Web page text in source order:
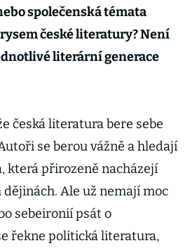
společenská témata
české literatury? Není
literární generace
česká literatura bere sebe
se berou vážně a hledají
která přirozeně nacházejí
Ale už nemají moc
sebeironií psát o
řekne politická literatura,